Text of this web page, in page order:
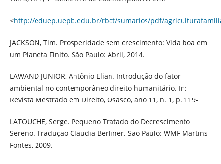
<http://eduep.uepb.edu.br/rbct/sumarios/pdf/
JACKSON, Tim. Prosperidade sem crescimento: Vida boa em
um Planeta Finito. São Paulo: Abril, 2014.
LAWAND JUNIOR, Antônio Elian. Introdução do fator
ambiental no contemporâneo direito humanitário. In:
Revista Mestrado em Direito, Osasco, ano 11, n. 1, p. 119-
LATOUCHE, Serge. Pequeno Tratado do Decrescimento
Sereno. Tradução Claudia Berliner. São Paulo: WMF Martins
Fontes, 2009.